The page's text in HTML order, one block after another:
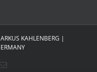
KAHLENBERG |
Email